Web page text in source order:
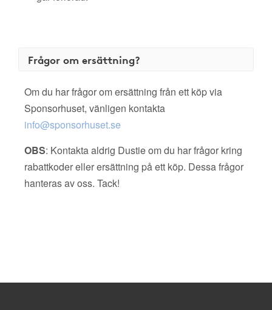
Frågor om ersättning?
Om du har frågor om ersättning från ett köp via
Sponsorhuset, vänligen kontakta
info@sponsorhuset.se
OBS: Kontakta aldrig Dustie om du har frågor kring
rabattkoder eller ersättning på ett köp. Dessa frågor
hanteras av oss. Tack!